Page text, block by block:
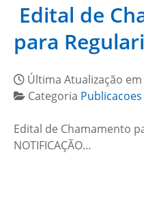
Edital de
para
Última Atualização em
Categoria Publicacoes
Edital de Chamamento
NOTIFICAÇÃO…